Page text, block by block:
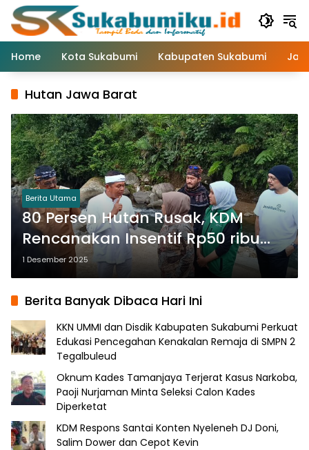
Langsung
konten
Home
Kota Sukabumi Kabupaten Sukabumi
Hutan Jawa Barat
Berita Utama
80 Persen Hutan Rusak, KDM
Rencanakan Insentif Rp50 ribu
untuk Warga Tanam Pohon
1 Desember 2025
Berita Banyak Dibaca Hari Ini
KKN UMMI dan Disdik Kabupaten Sukabumi Perkuat
Edukasi Pencegahan Kenakalan Remaja di SMPN 2
Tegalbuleud
Oknum Kades Tamanjaya Terjerat Kasus Narkoba,
Paoji Nurjaman Minta Seleksi Calon Kades
Diperketat
KDM Respons Santai Konten Nyeleneh DJ Doni,
Salim Dower dan Cepot Kevin